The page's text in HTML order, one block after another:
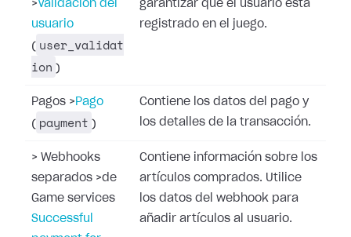
>Validación del
usuario
( user_validat
ion )
garantizar que el usuario está
registrado en el juego.
Pagos > Pago
( payment )
Contiene los datos del pago y
los detalles de la transacción.
> Webhooks
separados >de
Game services
Successful
Contiene información sobre los
artículos comprados. Utilice
los datos del webhook para
añadir artículos al usuario.